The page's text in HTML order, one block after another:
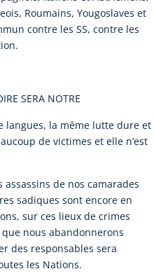
Roumains, Yougoslaves et
contre les SS, contre les
SERA NOTRE
langues, la même lutte dure et
de victimes et elle n’est
de nos camarades
sadiques sont encore en
sur ces lieux de crimes
nous abandonnerons
des responsables sera
les Nations.